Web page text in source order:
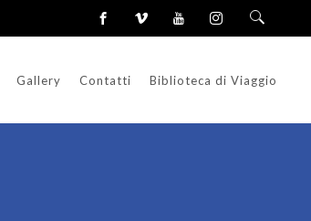
Gallery Contatti Biblioteca di Viaggio